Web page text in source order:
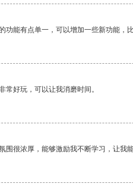
功能有点单一，可以增加一些新功能，
常好玩，可以让我消磨时间。
围很浓厚，能够激励我不断学习，让我